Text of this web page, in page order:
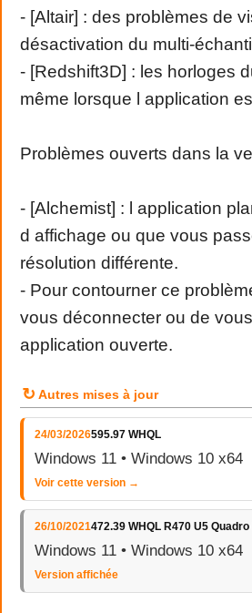
- [Altair] : des problèmes de
désactivation du multi-
- [Redshift3D] : les horloges
même lorsque l application
Problèmes ouverts dans la
- [Alchemist] : l application
d affichage ou que vous
résolution différente.
- Pour contourner ce
vous déconnecter ou de
application ouverte.
↻ Autres mises à jour
24/03/2026595.97 WHQL
Windows 11 • Windows 10 x64
Voir cette version →
26/10/2021472.39 WHQL R470 U5 Quadro
Windows 11 • Windows 10 x64
Version affichée